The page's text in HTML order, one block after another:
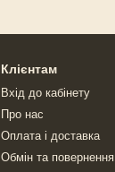
Клієнтам
Вхід до кабінету
Про нас
Оплата і доставка
Обмін та повернення